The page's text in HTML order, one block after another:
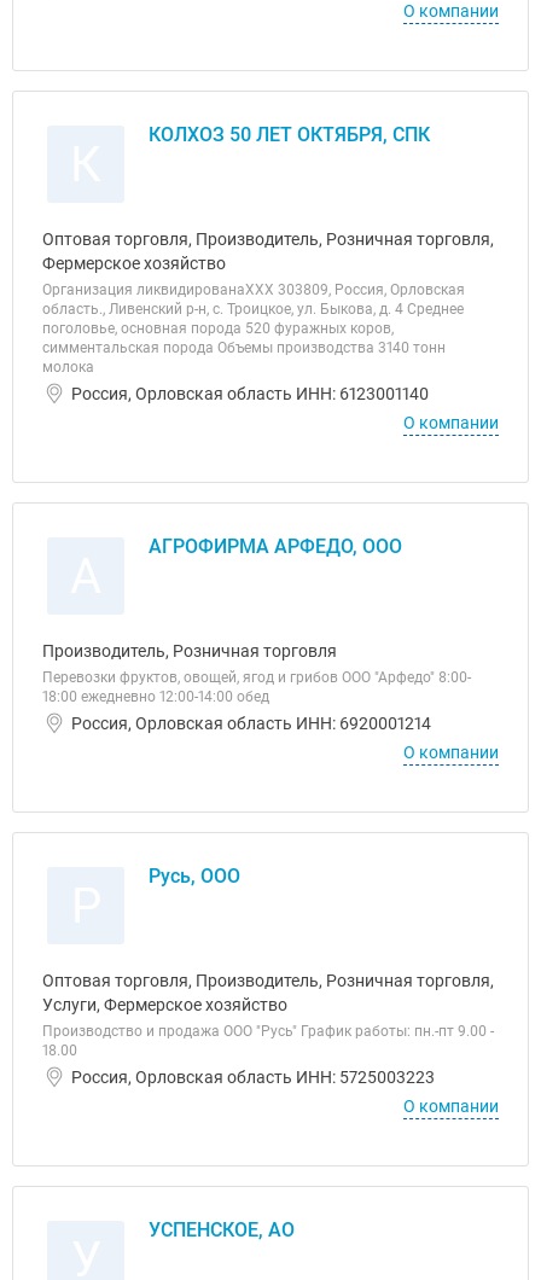
О компании
КОЛХОЗ 50 ЛЕТ ОКТЯБРЯ, СПК
Оптовая торговля, Производитель, Розничная торговля,
Фермерское хозяйство
Организация ликвидированаХХХ 303809, Россия, Орловская
область., Ливенский р-н, с. Троицкое, ул. Быкова, д. 4 Среднее
поголовье, основная порода 520 фуражных коров,
симментальская порода Объемы производства 3140 тонн
молока
Россия, Орловская область ИНН: 6123001140
О компании
АГРОФИРМА АРФЕДО, ООО
Производитель, Розничная торговля
Перевозки фруктов, овощей, ягод и грибов ООО "Арфедо" 8:00-
18:00 ежедневно 12:00-14:00 обед
Россия, Орловская область ИНН: 6920001214
О компании
Русь, ООО
Оптовая торговля, Производитель, Розничная торговля,
Услуги, Фермерское хозяйство
Производство и продажа ООО "Русь" График работы: пн.-пт 9.00 -
18.00
Россия, Орловская область ИНН: 5725003223
О компании
УСПЕНСКОЕ, АО